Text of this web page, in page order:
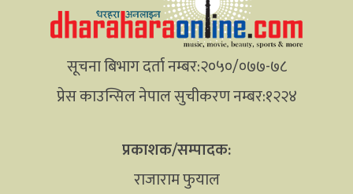
सूचना बिभाग दर्ता नम्बर:२०५०/०७७-७८
प्रेस काउन्सिल नेपाल सुचीकरण नम्बर:१२२४
प्रकाशक/सम्पादक:
राजाराम फुयाल